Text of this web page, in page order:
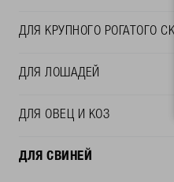
ДЛЯ КРУПНОГО РОГАТОГО
ДЛЯ ЛОШАДЕЙ
ДЛЯ ОВЕЦ И КОЗ
ДЛЯ СВИНЕЙ